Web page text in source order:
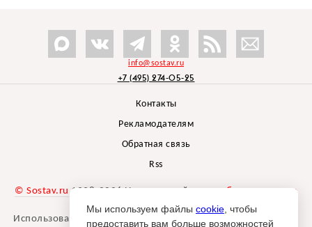
info@sostav.ru
+7 (495) 274-05-25
Контакты
Рекламодателям
Обратная связь
Rss
© Sostav.ru 1998-2026 Независимый проектбрендингового
агентства Depot
Использование материалов Sostav.ru допустимо только при
Мы используем файлы cookie , чтобы
предоставить вам больше возможностей